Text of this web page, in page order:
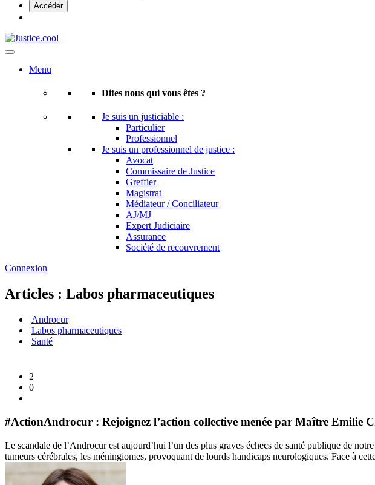
Menu
Dites nous qui vous êtes ?
Je suis un justiciable :
Particulier
Professionnel
Je suis un professionnel de justice :
Avocat
Commissaire de Justice
Greffier
Magistrat
Médiateur / Conciliateur
AJ/MJ
Expert Judiciaire
Assurance
Société de recouvrement
Connexion
Articles : Labos pharmaceutiques
Androcur
Labos pharmaceutiques
Santé
2
0
#ActionAndrocur : Rejoignez l’action collective menée par Maître Emilie
Le scandale de l’Androcur est aujourd’hui l’un des plus graves échecs de santé publique de
tumeurs cérébrales, les méningiomes, provoquant de lourds handicaps neurologiques. Face à